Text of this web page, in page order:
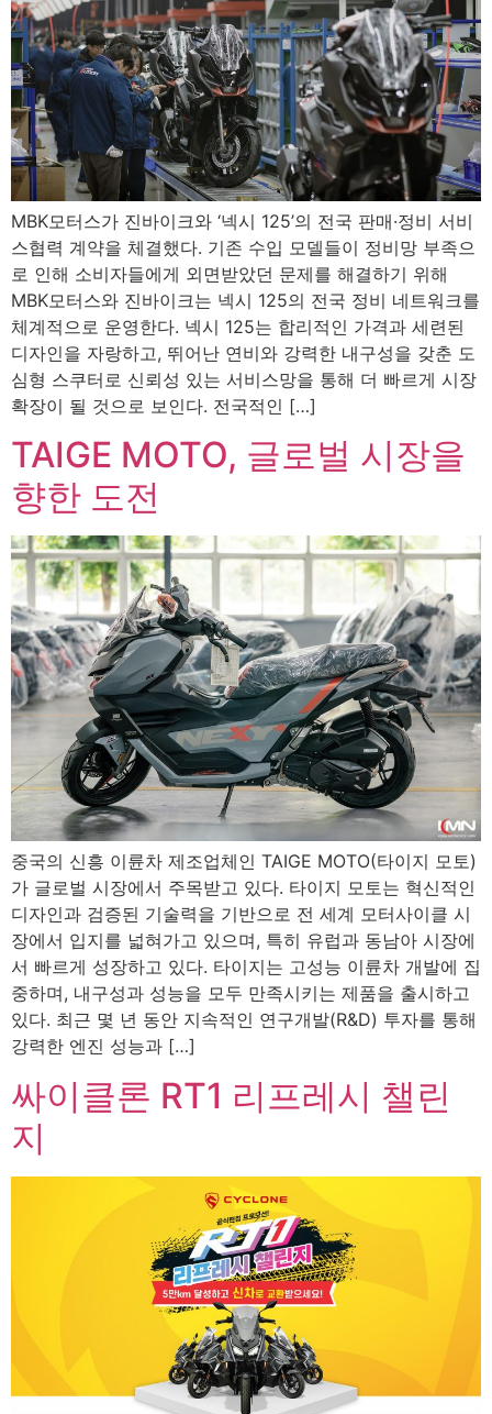
MBK모터스가 진바이크와 ‘넥시 125’의 전국 판매·정비 서비
스협력 계약을 체결했다. 기존 수입 모델들이 정비망 부족으
로 인해 소비자들에게 외면받았던 문제를 해결하기 위해
MBK모터스와 진바이크는 넥시 125의 전국 정비 네트워크를
체계적으로 운영한다. 넥시 125는 합리적인 가격과 세련된
디자인을 자랑하고, 뛰어난 연비와 강력한 내구성을 갖춘 도
심형 스쿠터로 신뢰성 있는 서비스망을 통해 더 빠르게 시장
확장이 될 것으로 보인다. 전국적인 […]
TAIGE MOTO, 글로벌 시장을
향한 도전
중국의 신흥 이륜차 제조업체인 TAIGE MOTO(타이지 모토)
가 글로벌 시장에서 주목받고 있다. 타이지 모토는 혁신적인
디자인과 검증된 기술력을 기반으로 전 세계 모터사이클 시
장에서 입지를 넓혀가고 있으며, 특히 유럽과 동남아 시장에
서 빠르게 성장하고 있다. 타이지는 고성능 이륜차 개발에 집
중하며, 내구성과 성능을 모두 만족시키는 제품을 출시하고
있다. 최근 몇 년 동안 지속적인 연구개발(R&D) 투자를 통해
강력한 엔진 성능과 […]
싸이클론 RT1 리프레시 챌린
지